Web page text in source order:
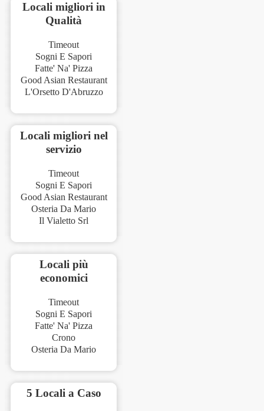
Locali migliori in
Qualità
Timeout
Sogni E Sapori
Fatte' Na' Pizza
Good Asian Restaurant
L'Orsetto D'Abruzzo
Locali migliori nel
servizio
Timeout
Sogni E Sapori
Good Asian Restaurant
Osteria Da Mario
Il Vialetto Srl
Locali più
economici
Timeout
Sogni E Sapori
Fatte' Na' Pizza
Crono
Osteria Da Mario
5 Locali a Caso